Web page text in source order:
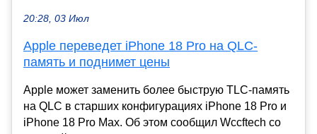
20:28, 03 Июл
Apple переведет iPhone 18 Pro на QLC-
память и поднимет цены
Apple может заменить более быструю TLC-память
на QLC в старших конфигурациях iPhone 18 Pro и
iPhone 18 Pro Max. Об этом сообщил Wccftech со